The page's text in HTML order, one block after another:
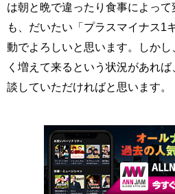
は朝と晩で違ったり食事によっ
も、だいたい「プラスマイナス1
動でよろしいと思います。しか
く増えて来るという状況があれ
談していただければと思います。